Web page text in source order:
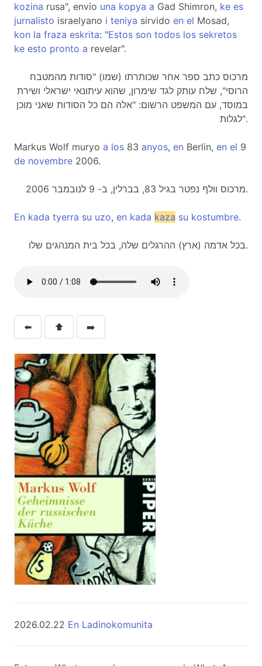
kozina rusa", envio una kopya a Gad Shimron, ke es
jurnalisto israelyano i teniya sirvido en el Mosad,
kon la fraza eskrita: "Estos son todos los sekretos
ke esto pronto a revelar".
מרכוס כתב ספר אחר שכותרתו (שמו) "סודות מהמטבח
הרוסי", שלח עותק לגד שימרון, שהוא עיתונאי ישראלי ושירת
במוסד, עם המשפט הרשום: "אלה הם כל הסודות שאני מוכן
לגלות".
Markus Wolf muryo a los 83 anyos, en Berlin, en el 9
de novembre 2006.
מרכוס וולף נפטר בגיל 83, בברלין, ב- 9 לנובמבר 2006.
En kada tyerra su uzo, en kada kaza su kostumbre.
בכל אדמה (ארץ) ההרגלים שלה, בכל בית המנהגים שלו.
⬅️ ⬆️ ➡️
2026.02.22 En Ladinokomunita